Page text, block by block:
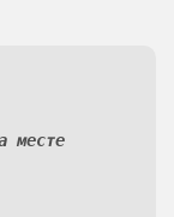
месте